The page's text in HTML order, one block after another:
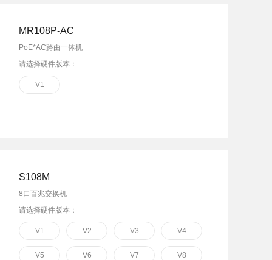
MR108P-AC
PoE*AC路由一体机
请选择硬件版本：
V1
S108M
8口百兆交换机
请选择硬件版本：
V1 V2 V3 V4
V5 V6 V7 V8